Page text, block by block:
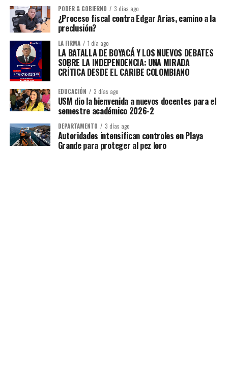
PODER & GOBIERNO 3 días ago
¿Proceso fiscal contra Edgar Arias, camino a la
preclusión?
LA FIRMA 1 día ago
LA BATALLA DE BOYACÁ Y LOS NUEVOS DEBATES
SOBRE LA INDEPENDENCIA: UNA MIRADA
CRÍTICA DESDE EL CARIBE COLOMBIANO
EDUCACIÓN 3 días ago
USM dio la bienvenida a nuevos docentes para el
semestre académico 2026-2
DEPARTAMENTO 3 días ago
Autoridades intensifican controles en Playa
Grande para proteger al pez loro